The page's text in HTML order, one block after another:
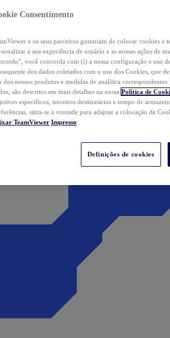
Consentimento
e os seus parceiros gostariam de colocar cookies
a sua experiência de usuário e as nossas ações de
você concorda com (i) a nossa configuração e uso
dos dados coletados com o uso dos Cookies, que
dos nossos produtos e medidas de analítica
são descritos em mais detalhes na nossa Política de
específicos, terceiros destinatários e tempo de
sinta-se à vontade para adaptar a colocação de
TeamViewer Impresso
Definições de cookies